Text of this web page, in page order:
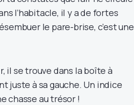
l’habitacle, il y a de fortes
le pare-brise, c’est une
il se trouve dans la boîte à
juste à sa gauche. Un indice
chasse au trésor !